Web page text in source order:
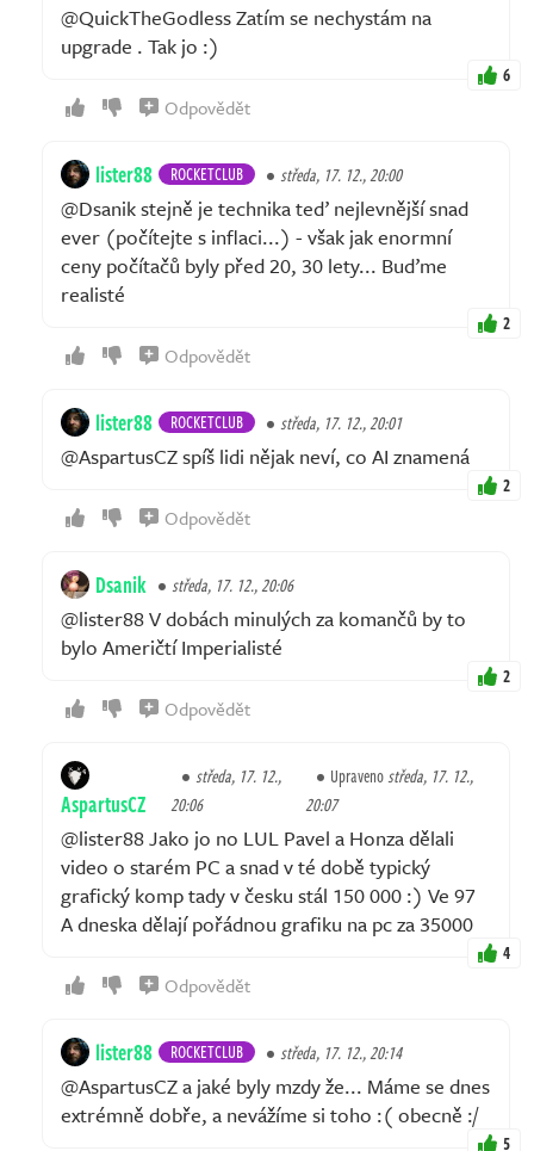
@QuickTheGodless Zatím se nechystám na
upgrade . Tak jo :)
6
Odpovědět
lister88 ROCKETCLUB středa, 17. 12., 20:00
@Dsanik stejně je technika teď nejlevnější snad
ever (počítejte s inflaci...) - však jak enormní
ceny počítačů byly před 20, 30 lety... Buďme
realisté
2
Odpovědět
lister88 ROCKETCLUB středa, 17. 12., 20:01
@AspartusCZ spíš lidi nějak neví, co AI znamená
2
Odpovědět
Dsanik středa, 17. 12., 20:06
@lister88 V dobách minulých za komančů by to
bylo Američtí Imperialisté
2
Odpovědět
AspartusCZ
středa, 17. 12.,
20:06
Upravenostředa, 17. 12.,
20:07
@lister88 Jako jo no LUL Pavel a Honza dělali
video o starém PC a snad v té době typický
grafický komp tady v česku stál 150 000 :) Ve 97
A dneska dělají pořádnou grafiku na pc za 35000
4
Odpovědět
lister88 ROCKETCLUB středa, 17. 12., 20:14
@AspartusCZ a jaké byly mzdy že... Máme se dnes
extrémně dobře, a nevážíme si toho :( obecně :/
5